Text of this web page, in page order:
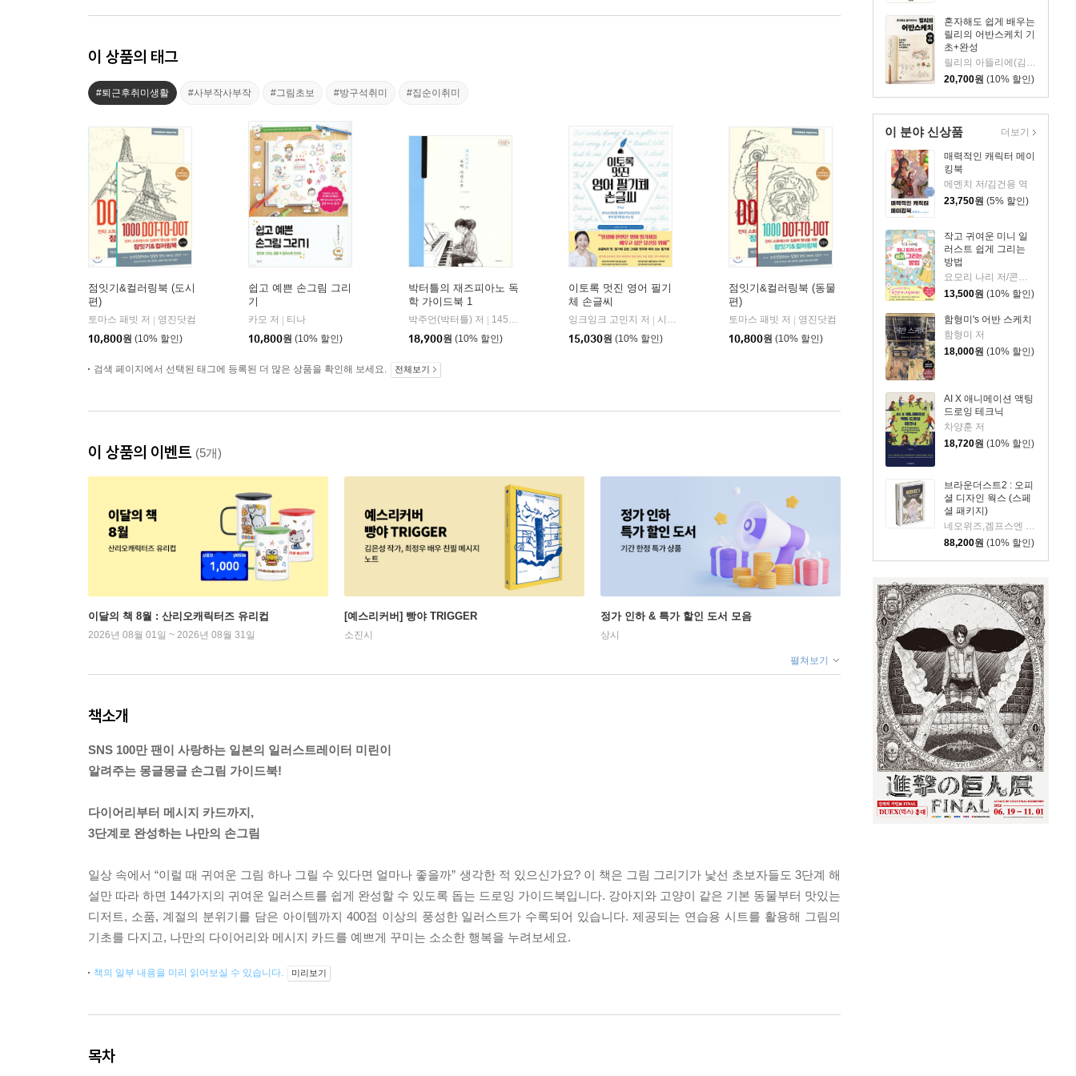
혼자해도 쉽게 배우는
릴리의 어반스케치 기
초+완성
릴리의 아뜰리에(김민아) 저
20,700원 (10% 할인)
이 분야 신상품
매력적인 캐릭터 메이
킹북
메멘치 저/김건용 역
23,750원 (5% 할인)
작고 귀여운 미니 일
러스트 쉽게 그리는
방법
요모리 나리 저/콘텐츠 연구소 역
13,500원 (10% 할인)
함형미's 어반 스케치
함형미 저
18,000원 (10% 할인)
AI X 애니메이션 액팅
드로잉 테크닉
차양훈 저
18,720원 (10% 할인)
브라운더스트2 : 오피
셜 디자인 웍스 (스페
셜 패키지)
네오위즈,겜프스엔 편저
88,200원 (10% 할인)
더보기
이 상품의 태그
#퇴근후취미생활 #사부작사부작 #그림초보 #방구석취미 #집순이취미
점잇기&컬러링북 (도시
편)
토마스 패빗 저
영진닷컴
10,800원 (10% 할인)
쉽고 예쁜 손그림 그리
기
카모 저
티나
10,800원 (10% 할인)
박터틀의 재즈피아노 독
학 가이드북 1
박주언(박터틀) 저
1458music
18,900원 (10% 할인)
이토록 멋진 영어 필기
체 손글씨
잉크잉크 고민지 저
시원북스
15,030원 (10% 할인)
점잇기&컬러링북 (동물
편)
토마스 패빗 저
영진닷컴
10,800원 (10% 할인)
검색 페이지에서 선택된 태그에 등록된 더 많은 상품을 확인해 보세요. 전체보기
이 상품의 이벤트 (5개)
이달의 책 8월 : 산리오캐릭터즈 유리컵
2026년 08월 01일 ~ 2026년 08월 31일
[예스리커버] 빵야 TRIGGER
소진시
정가 인하 & 특가 할인 도서 모음
상시
펼쳐보기
책소개
SNS 100만 팬이 사랑하는 일본의 일러스트레이터 미린이
알려주는 몽글몽글 손그림 가이드북!
다이어리부터 메시지 카드까지,
3단계로 완성하는 나만의 손그림
일상 속에서 “이럴 때 귀여운 그림 하나 그릴 수 있다면 얼마나 좋을까” 생각한 적 있으신가요? 이 책은 그림 그리기가 낯선 초보자들도 3단계 해
설만 따라 하면 144가지의 귀여운 일러스트를 쉽게 완성할 수 있도록 돕는 드로잉 가이드북입니다. 강아지와 고양이 같은 기본 동물부터 맛있는
디저트, 소품, 계절의 분위기를 담은 아이템까지 400점 이상의 풍성한 일러스트가 수록되어 있습니다. 제공되는 연습용 시트를 활용해 그림의
기초를 다지고, 나만의 다이어리와 메시지 카드를 예쁘게 꾸미는 소소한 행복을 누려보세요.
책의 일부 내용을 미리 읽어보실 수 있습니다. 미리보기
목차